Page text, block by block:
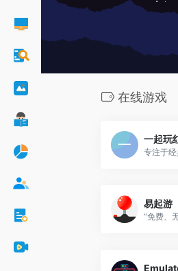
在线游戏
一起玩
易起游